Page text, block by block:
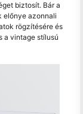
biztosít. Bár a
előnye azonnali
rögzítésére és
a vintage stílusú